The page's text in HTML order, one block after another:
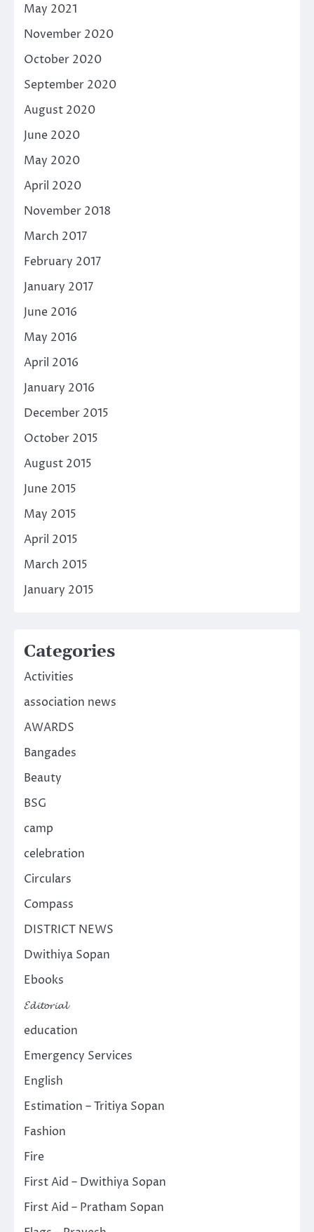
May 2021
November 2020
October 2020
September 2020
August 2020
June 2020
May 2020
April 2020
November 2018
March 2017
February 2017
January 2017
June 2016
May 2016
April 2016
January 2016
December 2015
October 2015
August 2015
June 2015
May 2015
April 2015
March 2015
January 2015
Categories
Activities
association news
AWARDS
Bangades
Beauty
BSG
camp
celebration
Circulars
Compass
DISTRICT NEWS
Dwithiya Sopan
Ebooks
𝓔𝓭𝓲𝓽𝓸𝓻𝓲𝓪𝓵
education
Emergency Services
English
Estimation – Tritiya Sopan
Fashion
Fire
First Aid – Dwithiya Sopan
First Aid – Pratham Sopan